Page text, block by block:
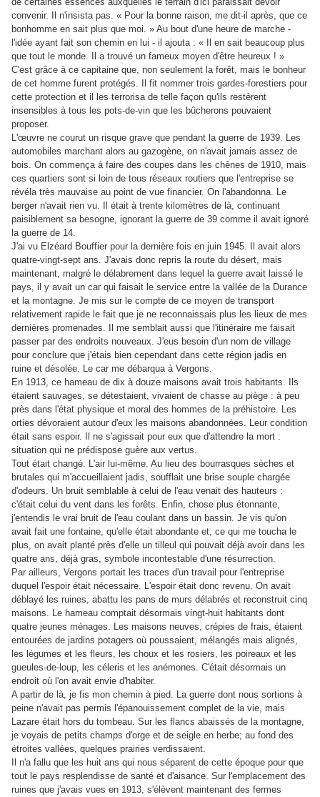
convenir. Il n'insista pas. « Pour la bonne raison, me dit-il après, que ce
bonhomme en sait plus que moi. » Au bout d'une heure de marche -
l'idée ayant fait son chemin en lui - il ajouta : « Il en sait beaucoup plus
que tout le monde. Il a trouvé un fameux moyen d'être heureux ! »
C'est grâce à ce capitaine que, non seulement la forêt, mais le bonheur
de cet homme furent protégés. Il fit nommer trois gardes-forestiers pour
cette protection et il les terrorisa de telle façon qu'ils restèrent
insensibles à tous les pots-de-vin que les bûcherons pouvaient
proposer.
L'œuvre ne courut un risque grave que pendant la guerre de 1939. Les
automobiles marchant alors au gazogène, on n'avait jamais assez de
bois. On commença à faire des coupes dans les chênes de 1910, mais
ces quartiers sont si loin de tous réseaux routiers que l'entreprise se
révéla très mauvaise au point de vue financier. On l'abandonna. Le
berger n'avait rien vu. Il était à trente kilomètres de là, continuant
paisiblement sa besogne, ignorant la guerre de 39 comme il avait ignoré
la guerre de 14.
J'ai vu Elzéard Bouffier pour la dernière fois en juin 1945. Il avait alors
quatre-vingt-sept ans. J'avais donc repris la route du désert, mais
maintenant, malgré le délabrement dans lequel la guerre avait laissé le
pays, il y avait un car qui faisait le service entre la vallée de la Durance
et la montagne. Je mis sur le compte de ce moyen de transport
relativement rapide le fait que je ne reconnaissais plus les lieux de mes
dernières promenades. Il me semblait aussi que l'itinéraire me faisait
passer par des endroits nouveaux. J'eus besoin d'un nom de village
pour conclure que j'étais bien cependant dans cette région jadis en
ruine et désolée. Le car me débarqua à Vergons.
En 1913, ce hameau de dix à douze maisons avait trois habitants. Ils
étaient sauvages, se détestaient, vivaient de chasse au piège : à peu
près dans l'état physique et moral des hommes de la préhistoire. Les
orties dévoraient autour d'eux les maisons abandonnées. Leur condition
était sans espoir. Il ne s'agissait pour eux que d'attendre la mort :
situation qui ne prédispose guère aux vertus.
Tout était changé. L'air lui-même. Au lieu des bourrasques sèches et
brutales qui m'accueillaient jadis, soufflait une brise souple chargée
d'odeurs. Un bruit semblable à celui de l'eau venait des hauteurs :
c'était celui du vent dans les forêts. Enfin, chose plus étonnante,
j'entendis le vrai bruit de l'eau coulant dans un bassin. Je vis qu'on
avait fait une fontaine, qu'elle était abondante et, ce qui me toucha le
plus, on avait planté près d'elle un tilleul qui pouvait déjà avoir dans les
quatre ans, déjà gras, symbole incontestable d'une résurrection.
Par ailleurs, Vergons portait les traces d'un travail pour l'entreprise
duquel l'espoir était nécessaire. L'espoir était donc revenu. On avait
déblayé les ruines, abattu les pans de murs délabrés et reconstruit cinq
maisons. Le hameau comptait désormais vingt-huit habitants dont
quatre jeunes ménages. Les maisons neuves, crépies de frais, étaient
entourées de jardins potagers où poussaient, mélangés mais alignés,
les légumes et les fleurs, les choux et les rosiers, les poireaux et les
gueules-de-loup, les céleris et les anémones. C'était désormais un
endroit où l'on avait envie d'habiter.
A partir de là, je fis mon chemin à pied. La guerre dont nous sortions à
peine n'avait pas permis l'épanouissement complet de la vie, mais
Lazare était hors du tombeau. Sur les flancs abaissés de la montagne,
je voyais de petits champs d'orge et de seigle en herbe; au fond des
étroites vallées, quelques prairies verdissaient.
Il n'a fallu que les huit ans qui nous séparent de cette époque pour que
tout le pays resplendisse de santé et d'aisance. Sur l'emplacement des
ruines que j'avais vues en 1913, s'élèvent maintenant des fermes